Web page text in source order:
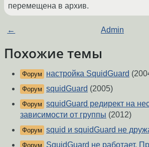
перемещена в архив.
← Admin
Похожие темы
Форум настройка SquidGuard
Форум squidGuard (2005)
Форум squidGuard редирект на
зависимости от группы (2012)
Форум squid и squidGuard не
Форум SquidGuard не работает.